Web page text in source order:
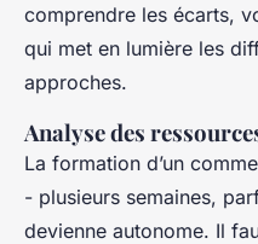
comprendre les écarts,
qui met en lumière les
approches.
Analyse des
La formation d’un
- plusieurs semaines,
devienne autonome. Il